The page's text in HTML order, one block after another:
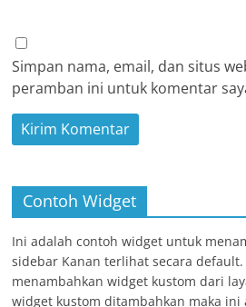
Simpan nama, email, dan situs
peramban ini untuk komentar
Contoh Widget
Ini adalah contoh widget untuk
sidebar Kanan terlihat secara
menambahkan widget kustom dari
widget kustom ditambahkan maka ini